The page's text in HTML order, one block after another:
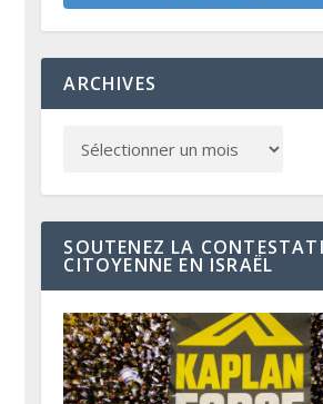
ARCHIVES
SOUTENEZ LA
CITOYENNE EN ISRAËL